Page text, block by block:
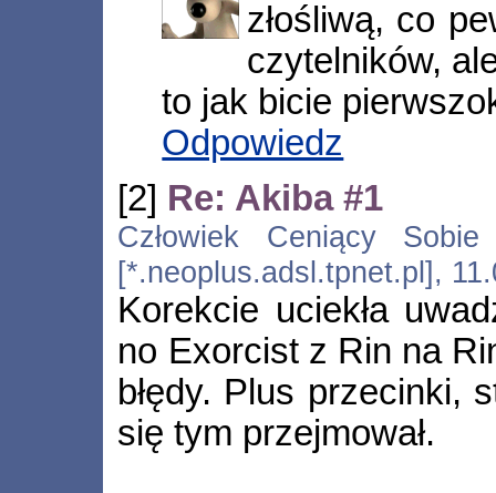
złośliwą, co
czytelników,
to jak bicie
Odpowiedz
[2] Re: Akiba #1
Człowiek Ceniący
[*.neoplus.adsl.tpnet.pl],
Korekcie uciekła
no Exorcist z Rin na
błędy. Plus przecinki,
się tym przejmował.